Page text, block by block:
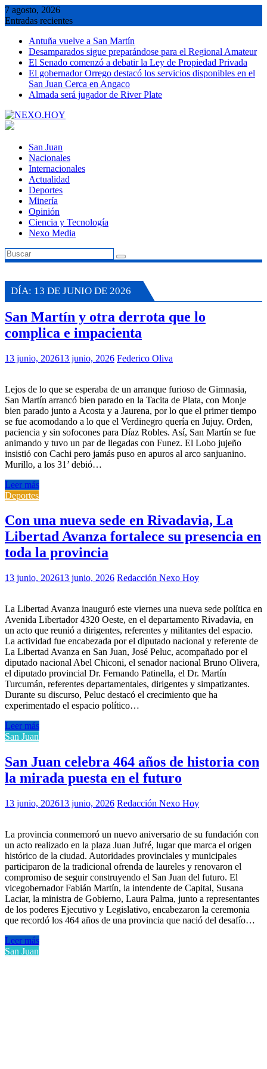
Saltar
al
7 agosto, 2026
Entradas recientes
Antuña vuelve a San Martín
Desamparados sigue preparándose para el Regional Amateur
El Senado comenzó a debatir la Ley de Propiedad Privada
El gobernador Orrego destacó los servicios disponibles en el
San Juan Cerca en Angaco
Almada será jugador de River Plate
San Juan
Nacionales
Internacionales
Actualidad
Deportes
Minería
Opinión
Ciencia y Tecnología
Nexo Media
DÍA: 13 DE JUNIO DE 2026
San Martín y otra derrota que lo
complica e impacienta
13 junio, 202613 junio, 2026 Federico Oliva
Lejos de lo que se esperaba de un arranque furioso de Gimnasia,
San Martín arrancó bien parado en la Tacita de Plata, con Monje
bien parado junto a Acosta y a Jaurena, por lo que el primer tiempo
se fue acomodando a lo que el Verdinegro quería en Jujuy. Orden,
paciencia y sin sofocones para Díaz Robles. Así, San Martín se fue
animando y tuvo un par de llegadas con Funez. El Lobo jujeño
insistió con Cachi pero jamás puso en apuros al arco sanjuanino.
Murillo, a los 31’ debió…
Leer más
Deportes
Con una nueva sede en Rivadavia, La
Libertad Avanza fortalece su presencia en
toda la provincia
13 junio, 202613 junio, 2026 Redacción Nexo Hoy
La Libertad Avanza inauguró este viernes una nueva sede política en
Avenida Libertador 4320 Oeste, en el departamento Rivadavia, en
un acto que reunió a dirigentes, referentes y militantes del espacio.
La actividad fue encabezada por el diputado nacional y referente de
La Libertad Avanza en San Juan, José Peluc, acompañado por el
diputado nacional Abel Chiconi, el senador nacional Bruno Olivera,
el diputado provincial Dr. Fernando Patinella, el Dr. Martín
Turcumán, referentes departamentales, dirigentes y simpatizantes.
Durante su discurso, Peluc destacó el crecimiento que ha
experimentado el espacio político…
Leer más
San Juan
San Juan celebra 464 años de historia con
la mirada puesta en el futuro
13 junio, 202613 junio, 2026 Redacción Nexo Hoy
La provincia conmemoró un nuevo aniversario de su fundación con
un acto realizado en la plaza Juan Jufré, lugar que marca el origen
histórico de la ciudad. Autoridades provinciales y municipales
participaron de la tradicional ofrenda de laureles y renovaron el
compromiso de seguir construyendo el San Juan del futuro. El
vicegobernador Fabián Martín, la intendente de Capital, Susana
Laciar, la ministra de Gobierno, Laura Palma, junto a representantes
de los poderes Ejecutivo y Legislativo, encabezaron la ceremonia
que recordó los 464 años de una provincia que nació del desafío…
Leer más
San Juan